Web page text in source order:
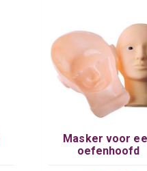
Masker voor
oefenhoofd